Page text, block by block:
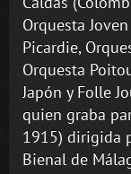
Orquesta
Picardie,
Orquesta
Japón y Folle
quien graba
1915) dirigida
Bienal de